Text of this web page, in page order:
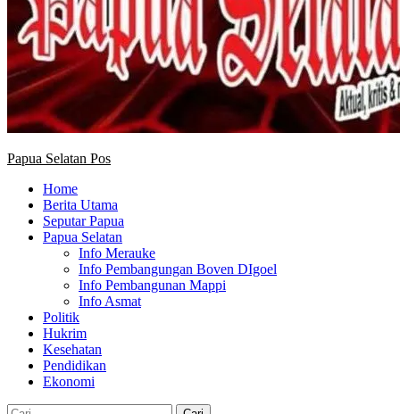
Papua Selatan Pos
Home
Berita Utama
Seputar Papua
Papua Selatan
Info Merauke
Info Pembangungan Boven DIgoel
Info Pembangunan Mappi
Info Asmat
Politik
Hukrim
Kesehatan
Pendidikan
Ekonomi
Cari